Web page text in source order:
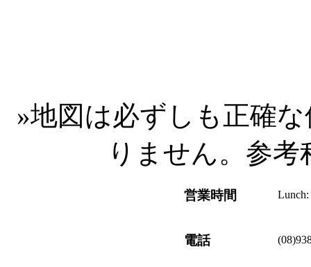
»地図は必ずしも正確
りません。参
営業時間 Lunch:
電話